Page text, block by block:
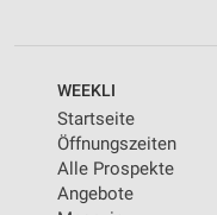
WEEKLI
Startseite
Öffnungszeiten
Alle Prospekte
Angebote